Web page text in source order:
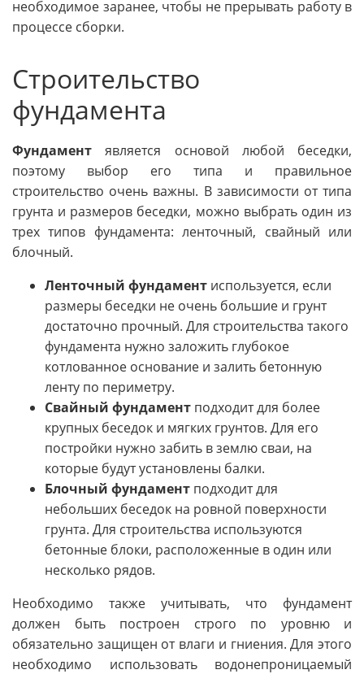
необходимое заранее, чтобы не прерывать работу в
процессе сборки.
Строительство
фундамента
Фундамент является основой любой беседки,
поэтому выбор его типа и правильное
строительство очень важны. В зависимости от типа
грунта и размеров беседки, можно выбрать один из
трех типов фундамента: ленточный, свайный или
блочный.
Ленточный фундамент используется, если
размеры беседки не очень большие и грунт
достаточно прочный. Для строительства такого
фундамента нужно заложить глубокое
котлованное основание и залить бетонную
ленту по периметру.
Свайный фундамент подходит для более
крупных беседок и мягких грунтов. Для его
постройки нужно забить в землю сваи, на
которые будут установлены балки.
Блочный фундамент подходит для
небольших беседок на ровной поверхности
грунта. Для строительства используются
бетонные блоки, расположенные в один или
несколько рядов.
Необходимо также учитывать, что фундамент
должен быть построен строго по уровню и
обязательно защищен от влаги и гниения. Для этого
необходимо использовать водонепроницаемый